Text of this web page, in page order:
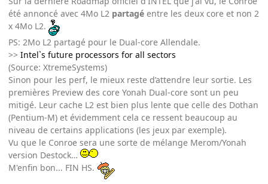
été annoncé avec 4Mo L2 partagé entre les deux core et non 2
x 4Mo L2.
PS: 2Mo L2 partagé pour le Dual-core Allendale.
>> Intel`s future processors for all sectors
(Source: XtremeSystems)
Sinon pour les perf, le mieux reste d’attendre leur sortie. Les
premières Preview des core Yonah Dual-core sont un peu
mitigé. Leur cache L2 est bien plus lente que celle des Dothan
(Pentium-M) et évidemment cela ce ressent beaucoup au
niveau de certains applications (les jeux par exemple).
Vu que le Conroe sera une sorte de mélange Merom/Yonah
version Destock…
M'enfin bon... FIN HS.